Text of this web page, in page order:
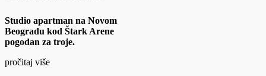
Studio apartman na Novom
Beogradu kod Štark Arene
pogodan za troje.
pročitaj više